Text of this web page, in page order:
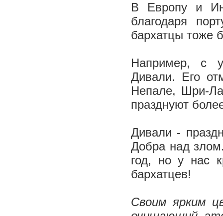
В Европу и
благодаря
бархатцы тоже
Например, с
Дивали. Его
Непале, Шри-
празднуют
Дивали -
Добра над
год, но у нас
бархатцев!
Своим ярким